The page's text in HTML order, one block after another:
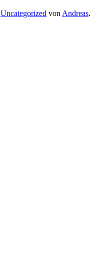
Uncategorized von Andreas.